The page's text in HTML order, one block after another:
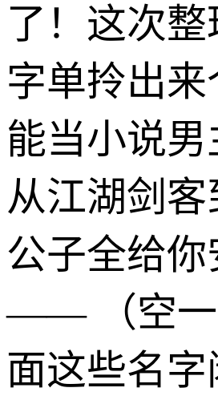
了！这次整
字单拎出来
能当小说男
从江湖剑
公子全给你
—— （空一
面这些名